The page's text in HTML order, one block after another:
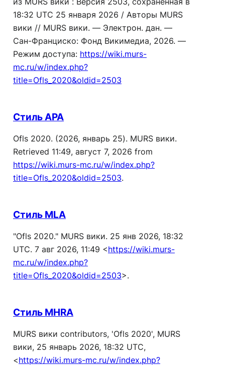
18:32 UTC 25 января 2026 / Авторы MURS
вики // MURS вики. — Электрон. дан. —
Сан-Франциско: Фонд Викимедиа, 2026. —
Режим доступа: https://wiki.murs-
mc.ru/w/index.php?
title=Ofls_2020&oldid=2503
Стиль APA
Ofls 2020. (2026, январь 25). MURS вики.
Retrieved 11:49, август 7, 2026 from
https://wiki.murs-mc.ru/w/index.php?
title=Ofls_2020&oldid=2503.
Стиль MLA
"Ofls 2020." MURS вики. 25 янв 2026, 18:32
UTC. 7 авг 2026, 11:49 <https://wiki.murs-
mc.ru/w/index.php?
title=Ofls_2020&oldid=2503>.
Стиль MHRA
MURS вики contributors, 'Ofls 2020', MURS
вики, 25 январь 2026, 18:32 UTC,
<https://wiki.murs-mc.ru/w/index.php?